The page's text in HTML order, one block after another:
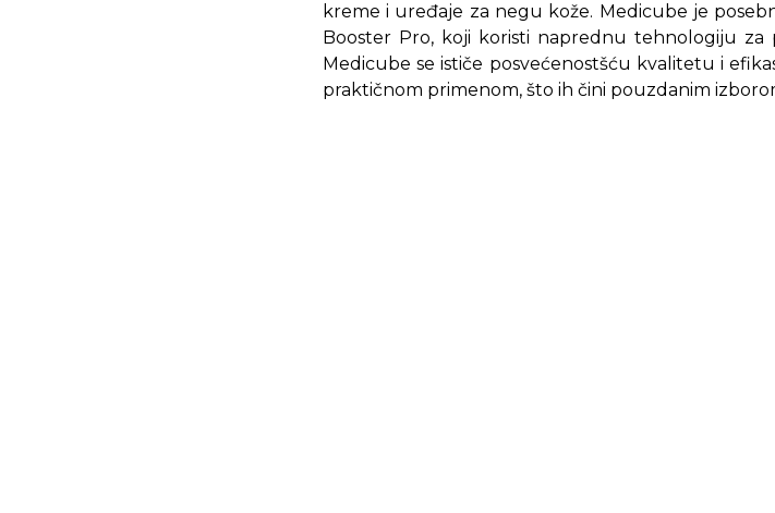
kreme i uređaje za negu kože. Medicube je
Booster Pro, koji koristi naprednu tehnologiju za
Medicube se ističe posvećenostšću kvalitetu i
praktičnom primenom, što ih čini pouzdanim